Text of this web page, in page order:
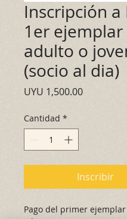
Inscripción a
1er ejemplar
adulto o
(socio al dia)
UYU 1,500.00Precio
Cantidad *
Inscribir
Pago del primer